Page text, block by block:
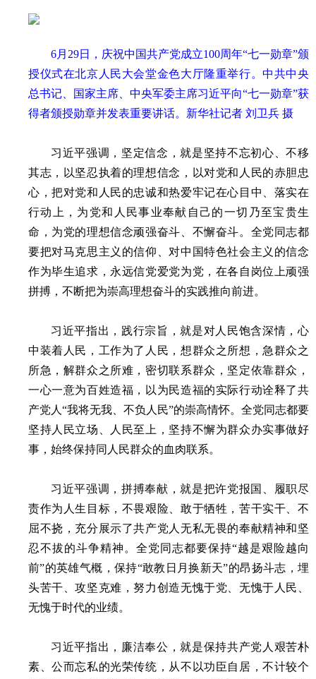
6月29日，庆祝中国共产党成立100周年“七一勋章”颁
授仪式在北京人民大会堂金色大厅隆重举行。中共中央
总书记、国家主席、中央军委主席习近平向“七一勋章”获
得者颁授勋章并发表重要讲话。新华社记者 刘卫兵 摄
习近平强调，坚定信念，就是坚持不忘初心、不移
其志，以坚忍执着的理想信念，以对党和人民的赤胆忠
心，把对党和人民的忠诚和热爱牢记在心目中、落实在
行动上，为党和人民事业奉献自己的一切乃至宝贵生
命，为党的理想信念顽强奋斗、不懈奋斗。全党同志都
要把对马克思主义的信仰、对中国特色社会主义的信念
作为毕生追求，永远信党爱党为党，在各自岗位上顽强
拼搏，不断把为崇高理想奋斗的实践推向前进。
习近平指出，践行宗旨，就是对人民饱含深情，心
中装着人民，工作为了人民，想群众之所想，急群众之
所急，解群众之所难，密切联系群众，坚定依靠群众，
一心一意为百姓造福，以为民造福的实际行动诠释了共
产党人“我将无我、不负人民”的崇高情怀。全党同志都要
坚持人民立场、人民至上，坚持不懈为群众办实事做好
事，始终保持同人民群众的血肉联系。
习近平强调，拼搏奉献，就是把许党报国、履职尽
责作为人生目标，不畏艰险、敢于牺牲，苦干实干、不
屈不挠，充分展示了共产党人无私无畏的奉献精神和坚
忍不拔的斗争精神。全党同志都要保持“越是艰险越向
前”的英雄气概，保持“敢教日月换新天”的昂扬斗志，埋
头苦干、攻坚克难，努力创造无愧于党、无愧于人民、
无愧于时代的业绩。
习近平指出，廉洁奉公，就是保持共产党人艰苦朴
素、公而忘私的光荣传统，从不以功臣自居，不计较个